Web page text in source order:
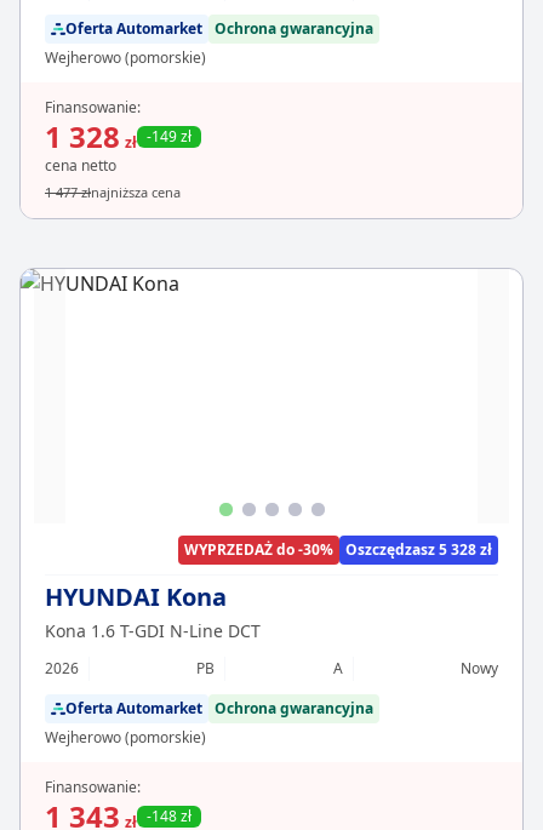
Oferta Automarket Ochrona gwarancyjna
Wejherowo (pomorskie)
Finansowanie:
1 328 zł -149 zł
cena netto
1 477 złnajniższa cena
WYPRZEDAŻ do -30% Oszczędzasz 5 328 zł
HYUNDAI Kona
Kona 1.6 T-GDI N-Line DCT
2026 PB A
Nowy
Oferta Automarket Ochrona gwarancyjna
Wejherowo (pomorskie)
Finansowanie:
1 343 zł -148 zł